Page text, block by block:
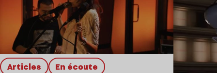
Articles en écoute